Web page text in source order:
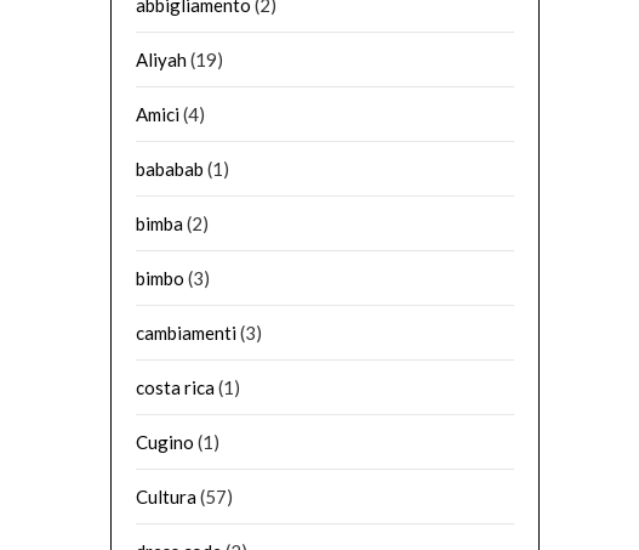
abbigliamento (2)
Aliyah(19)
Amici(4)
bababab (1)
bimba(2)
bimbo (3)
cambiamenti(3)
costa rica(1)
Cugino (1)
Cultura(57)